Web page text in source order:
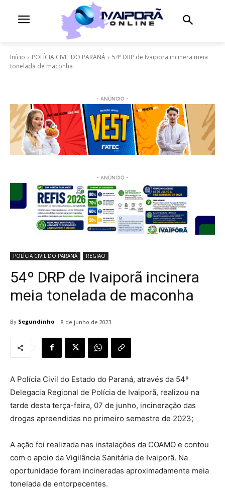
Início POLÍCIA CIVIL DO PARANÁ
54º DRP de Ivaiporã incinera meia
tonelada de maconha
- ANÚNCIO -
- ANÚNCIO -
POLÍCIA CIVIL DO PARANÁ REGIÃO
54º DRP de Ivaiporã incinera
meia tonelada de maconha
By Segundinho 8 de junho de 2023
A Polícia Civil do Estado do Paraná, através da 54º
Delegacia Regional de Polícia de Ivaiporã, realizou na
tarde desta terça-feira, 07 de junho, incineração das
drogas apreendidas no primeiro semestre de 2023;
A ação foi realizada nas instalações da COAMO e contou
com o apoio da Vigilância Sanitária de Ivaiporã. Na
oportunidade foram incineradas aproximadamente meia
tonelada de entorpecentes.